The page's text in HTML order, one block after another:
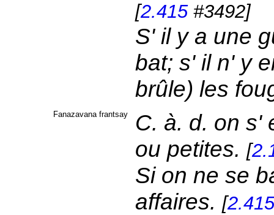
[2.415#3492]
S' il y a une
bat; s' il n' y
brûle) les
Fanazavana frantsay
C. à. d. on s'
ou petites. [
Si on ne se
affaires. [2.415